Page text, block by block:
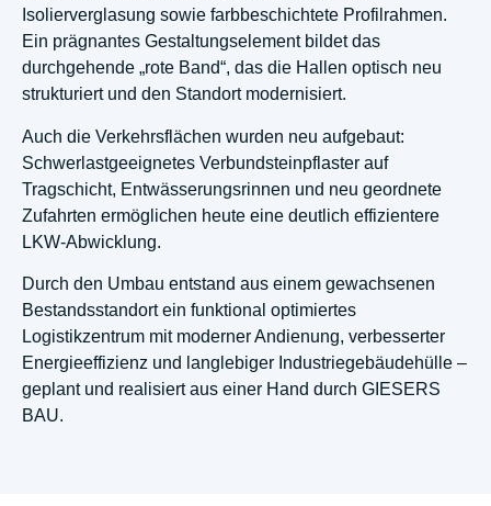
Isolierverglasung sowie farbbeschichtete Profilrahmen.
Ein prägnantes Gestaltungselement bildet das
durchgehende „rote Band“, das die Hallen optisch neu
strukturiert und den Standort modernisiert.
Auch die Verkehrsflächen wurden neu aufgebaut:
Schwerlastgeeignetes Verbundsteinpflaster auf
Tragschicht, Entwässerungsrinnen und neu geordnete
Zufahrten ermöglichen heute eine deutlich effizientere
LKW-Abwicklung.
Durch den Umbau entstand aus einem gewachsenen
Bestandsstandort ein funktional optimiertes
Logistikzentrum mit moderner Andienung, verbesserter
Energieeffizienz und langlebiger Industriegebäudehülle –
geplant und realisiert aus einer Hand durch GIESERS
BAU.